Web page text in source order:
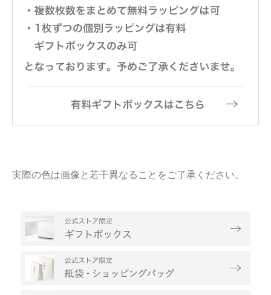
実際の色は画像と若干異なることをご了承ください。